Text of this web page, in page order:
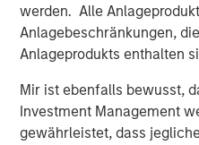
werden. Alle
Anlagebeschränkungen,
Anlageprodukts enthalten
Mir ist ebenfalls bewusst,
Investment Management
gewährleistet, dass